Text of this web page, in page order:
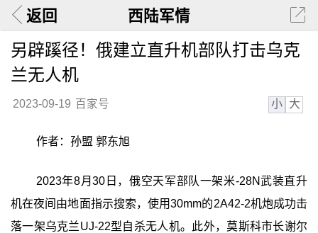
返回 西陆军情
另辟蹊径！俄建立直升机部队打击乌克
兰无人机
2023-09-19 百家号 小 大
作者：孙盟 郭东旭
2023年8月30日，俄空天军部队一架米-28N武装直升
机在夜间由地面指示搜索，使用30mm的2A42-2机炮成功击
落一架乌克兰UJ-22型自杀无人机。此外，莫斯科市长谢尔